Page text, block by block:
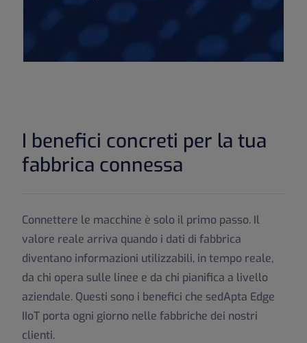
I benefici concreti per la tua
fabbrica connessa
Connettere le macchine è solo il primo passo. Il
valore reale arriva quando i dati di fabbrica
diventano informazioni utilizzabili, in tempo reale,
da chi opera sulle linee e da chi pianifica a livello
aziendale. Questi sono i benefici che sedApta Edge
IIoT porta ogni giorno nelle fabbriche dei nostri
clienti.